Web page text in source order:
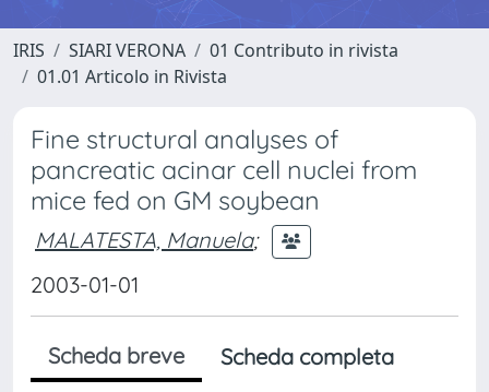
IRIS SIARI VERONA
01 Contributo in rivista
01.01 Articolo in Rivista
Fine structural analyses of
pancreatic acinar cell nuclei from
mice fed on GM soybean
MALATESTA, Manuela;
2003-01-01
Scheda breve
Scheda completa